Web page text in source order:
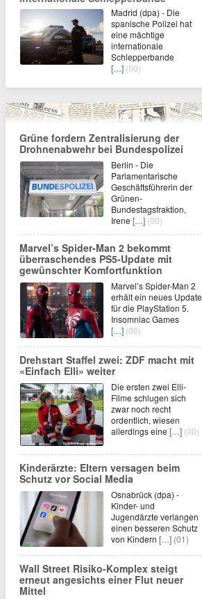
Madrid (dpa) - Die
spanische Polizei hat
eine mächtige
internationale
Schlepperbande
[…] (00)
Grüne fordern Zentralisierung der
Drohnenabwehr bei Bundespolizei
Berlin - Die
Parlamentarische
Geschäftsführerin der
Grünen-
Bundestagsfraktion,
Irene […] (00)
Marvel’s Spider-Man 2 bekommt
überraschendes PS5-Update mit
gewünschter Komfortfunktion
Marvel’s Spider-Man 2
erhält ein neues Update
für die PlayStation 5.
Insomniac Games
[…] (00)
Drehstart Staffel zwei: ZDF macht mit
«Einfach Elli» weiter
Die ersten zwei Elli-
Filme schlugen sich
zwar noch recht
ordentlich, wiesen
allerdings eine […] (00)
Kinderärzte: Eltern versagen beim
Schutz vor Social Media
Osnabrück (dpa) -
Kinder- und
Jugendärzte verlangen
einen besseren Schutz
von Kindern […] (01)
Wall Street Risiko-Komplex steigt
erneut angesichts einer Flut neuer
Mittel